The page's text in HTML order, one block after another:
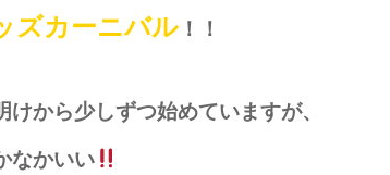
ズカーニバル ！！
けから少しずつ始めていますが、
なかいい